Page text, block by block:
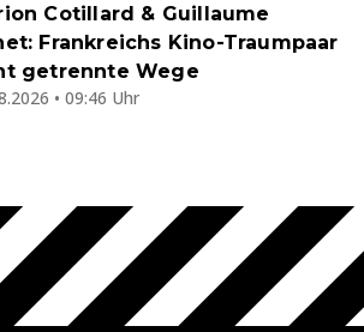
Cotillard & Guillaume
Frankreichs Kino-Traumpaar
getrennte Wege
• 09:46 Uhr